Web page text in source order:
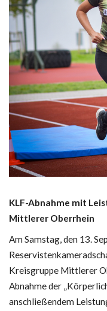
KLF-Abnahme mit
Mittlerer Oberrhein
Am Samstag, den 13.
Kreisgruppe Mittlerer
Abnahme der
anschließendem